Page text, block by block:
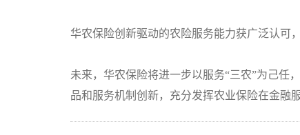
华农保险创新驱动的农险服务能力获广泛认可
未来，华农保险将进一步以服务“三农”为己任
品和服务机制创新，充分发挥农业保险在金融